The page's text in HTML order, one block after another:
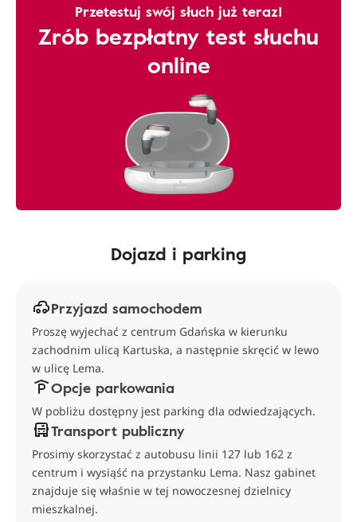
Przetestuj swój słuch już teraz!
Zrób bezpłatny test słuchu
online
Dojazd i parking
Przyjazd samochodem
Proszę wyjechać z centrum Gdańska w kierunku
zachodnim ulicą Kartuska, a następnie skręcić w lewo
w ulicę Lema.
Opcje parkowania
W pobliżu dostępny jest parking dla odwiedzających.
Transport publiczny
Prosimy skorzystać z autobusu linii 127 lub 162 z
centrum i wysiąść na przystanku Lema. Nasz gabinet
znajduje się właśnie w tej nowoczesnej dzielnicy
mieszkalnej.